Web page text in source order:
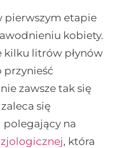
pierwszym etapie
kobiety.
kilku litrów płynów
przynieść
zawsze tak się
się
polegający na
, która